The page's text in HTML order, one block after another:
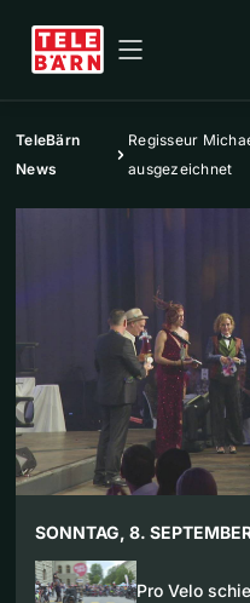
TeleBärn
News
Regisseur
ausgezeichnet
SONNTAG, 8.
Pro Velo